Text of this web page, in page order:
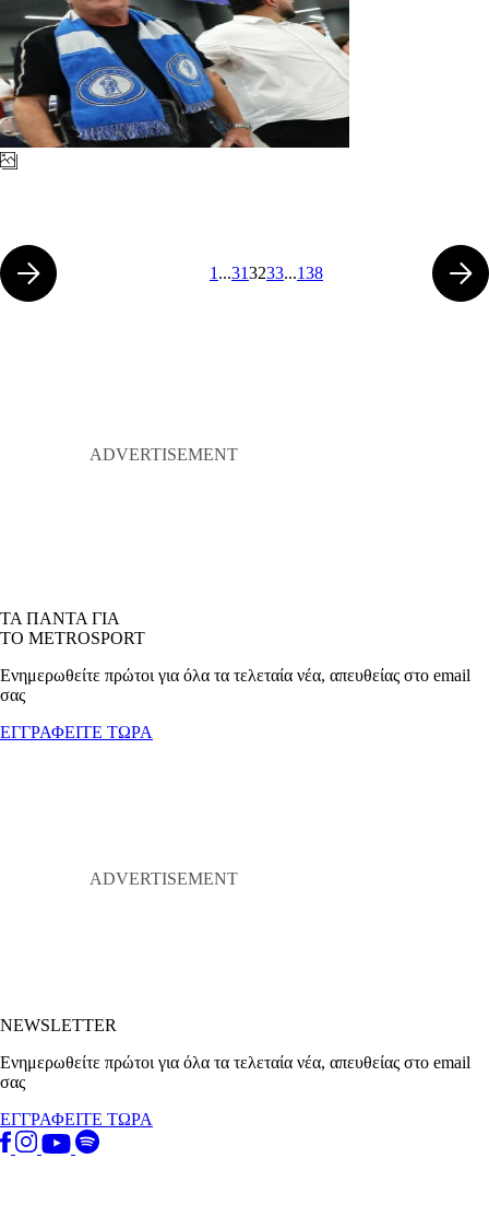
1 ...313233...138
ΤΑ ΠΑΝΤΑ ΓΙΑ
ΤΟ METROSPORT
Ενημερωθείτε πρώτοι για όλα τα τελεταία νέα, απευθείας στο email
σας
ΕΓΓΡΑΦΕΙΤΕ ΤΩΡΑ
NEWSLETTER
Ενημερωθείτε πρώτοι για όλα τα τελεταία νέα, απευθείας στο email
σας
ΕΓΓΡΑΦΕΙΤΕ ΤΩΡΑ